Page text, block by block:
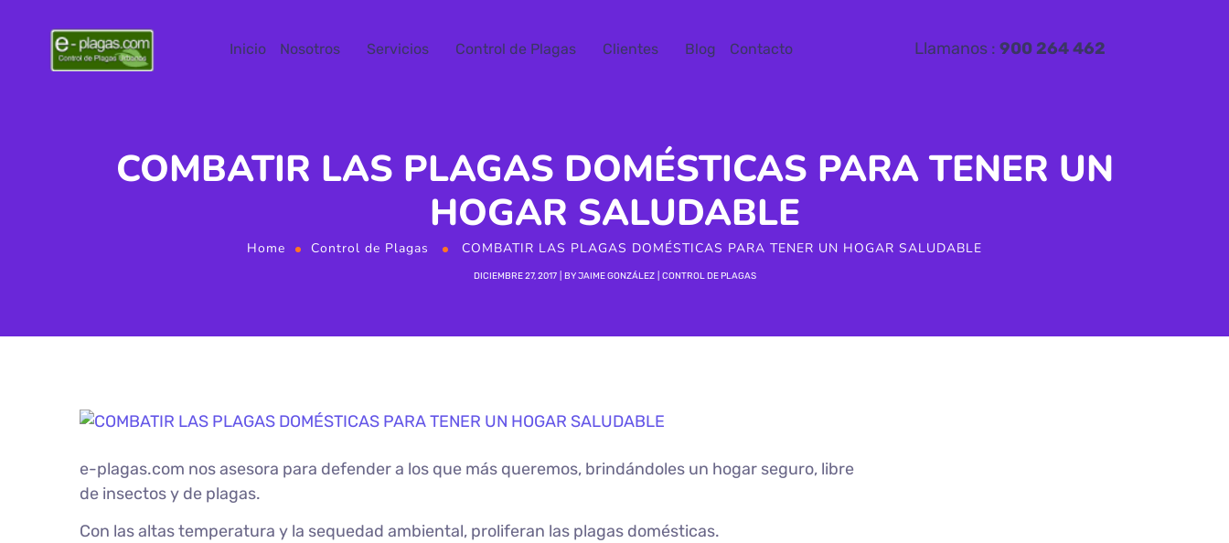
Inicio Nosotros Servicios Control de Plagas Clientes Blog Contacto Llamanos : 900 264 462
COMBATIR LAS PLAGAS DOMÉSTICAS PARA TENER UN
HOGAR SALUDABLE
Home Control de Plagas COMBATIR LAS PLAGAS DOMÉSTICAS PARA TENER UN HOGAR SALUDABLE
DICIEMBRE 27, 2017 BYJAIME GONZÁLEZ CONTROL DE PLAGAS
e-plagas.com nos asesora para defender a los que más queremos, brindándoles un hogar seguro, libre
de insectos y de plagas.
Con las altas temperatura y la sequedad ambiental, proliferan las plagas domésticas.